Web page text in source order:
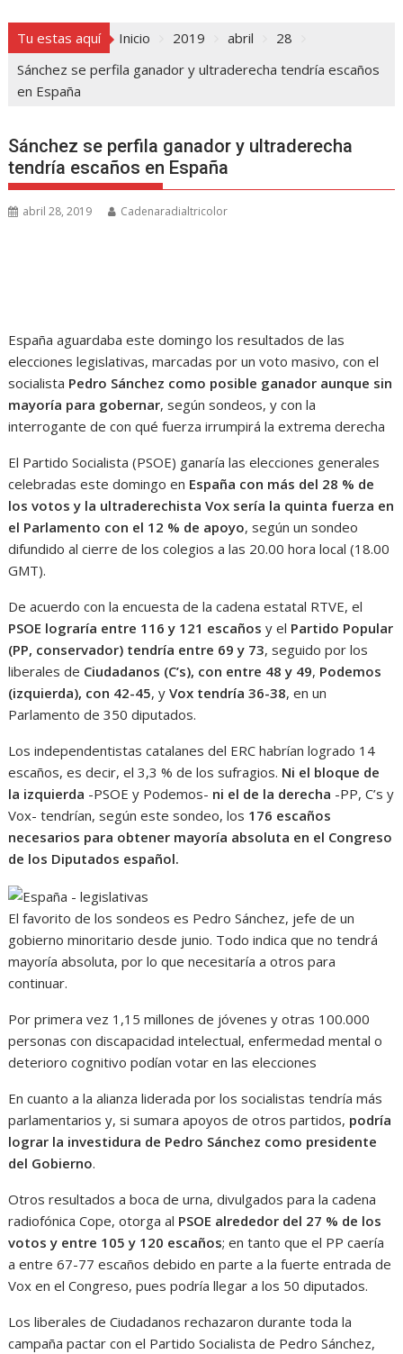
Tu estas aquí Inicio 2019 abril
28
Sánchez se perfila ganador y ultraderecha tendría escaños
en España
Sánchez se perfila ganador y ultraderecha
tendría escaños en España
abril 28, 2019 Cadenaradialtricolor
España aguardaba este domingo los resultados de las
elecciones legislativas, marcadas por un voto masivo, con el
socialista Pedro Sánchez como posible ganador aunque sin
mayoría para gobernar, según sondeos, y con la
interrogante de con qué fuerza irrumpirá la extrema derecha
El Partido Socialista (PSOE) ganaría las elecciones generales
celebradas este domingo en España con más del 28 % de
los votos y la ultraderechista Vox sería la quinta fuerza en
el Parlamento con el 12 % de apoyo, según un sondeo
difundido al cierre de los colegios a las 20.00 hora local (18.00
GMT).
De acuerdo con la encuesta de la cadena estatal RTVE, el
PSOE lograría entre 116 y 121 escaños y el Partido Popular
(PP, conservador) tendría entre 69 y 73, seguido por los
liberales de Ciudadanos (C’s), con entre 48 y 49, Podemos
(izquierda), con 42-45, yVox tendría 36-38, en un
Parlamento de 350 diputados.
Los independentistas catalanes del ERC habrían logrado 14
escaños, es decir, el 3,3 % de los sufragios. Ni el bloque de
la izquierda -PSOE y Podemos- ni el de la derecha -PP, C’s y
Vox- tendrían, según este sondeo, los 176 escaños
necesarios para obtener mayoría absoluta en el Congreso
de los Diputados español.
El favorito de los sondeos es Pedro Sánchez, jefe de un
gobierno minoritario desde junio. Todo indica que no tendrá
mayoría absoluta, por lo que necesitaría a otros para
continuar.
Por primera vez 1,15 millones de jóvenes y otras 100.000
personas con discapacidad intelectual, enfermedad mental o
deterioro cognitivo podían votar en las elecciones
En cuanto a la alianza liderada por los socialistas tendría más
parlamentarios y, si sumara apoyos de otros partidos, podría
lograr la investidura de Pedro Sánchez como presidente
del Gobierno.
Otros resultados a boca de urna, divulgados para la cadena
radiofónica Cope, otorga al PSOE alrededor del 27 % de los
votos y entre 105 y 120 escaños; en tanto que el PP caería
a entre 67-77 escaños debido en parte a la fuerte entrada de
Vox en el Congreso, pues podría llegar a los 50 diputados.
Los liberales de Ciudadanos rechazaron durante toda la
campaña pactar con el Partido Socialista de Pedro Sánchez,